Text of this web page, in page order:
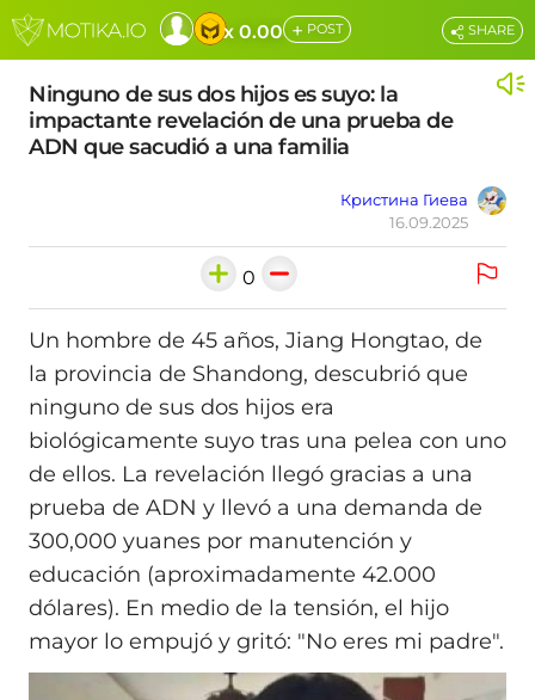
x 0.00 + POST
Ninguno de sus dos hijos es suyo: la
impactante revelación de una prueba de
ADN que sacudió a una familia
Кристина Гиева
16.09.2025
SHARE
0
Un hombre de 45 años, Jiang Hongtao, de
la provincia de Shandong, descubrió que
ninguno de sus dos hijos era
biológicamente suyo tras una pelea con uno
de ellos. La revelación llegó gracias a una
prueba de ADN y llevó a una demanda de
300,000 yuanes por manutención y
educación (aproximadamente 42.000
dólares). En medio de la tensión, el hijo
mayor lo empujó y gritó: "No eres mi padre".